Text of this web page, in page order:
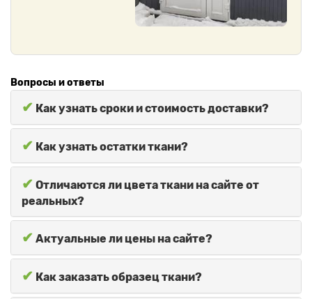
Вопросы и ответы
✔ Как узнать сроки и стоимость доставки?
✔ Как узнать остатки ткани?
✔ Отличаются ли цвета ткани на сайте от
реальных?
✔ Актуальные ли цены на сайте?
✔ Как заказать образец ткани?